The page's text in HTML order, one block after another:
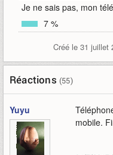
Je ne sais pas, mon
7 %
Créé le 31 juillet
Réactions (55)
Yuyu
mobile.